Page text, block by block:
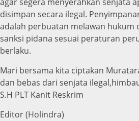
disimpan secara ilegal.
adalah perbuatan melawan hukum
sanksi pidana sesuai peraturan
berlaku.
Mari bersama kita ciptakan
dan bebas dari senjata
S.H PLT Kanit Reskrim
Editor (Holindra)